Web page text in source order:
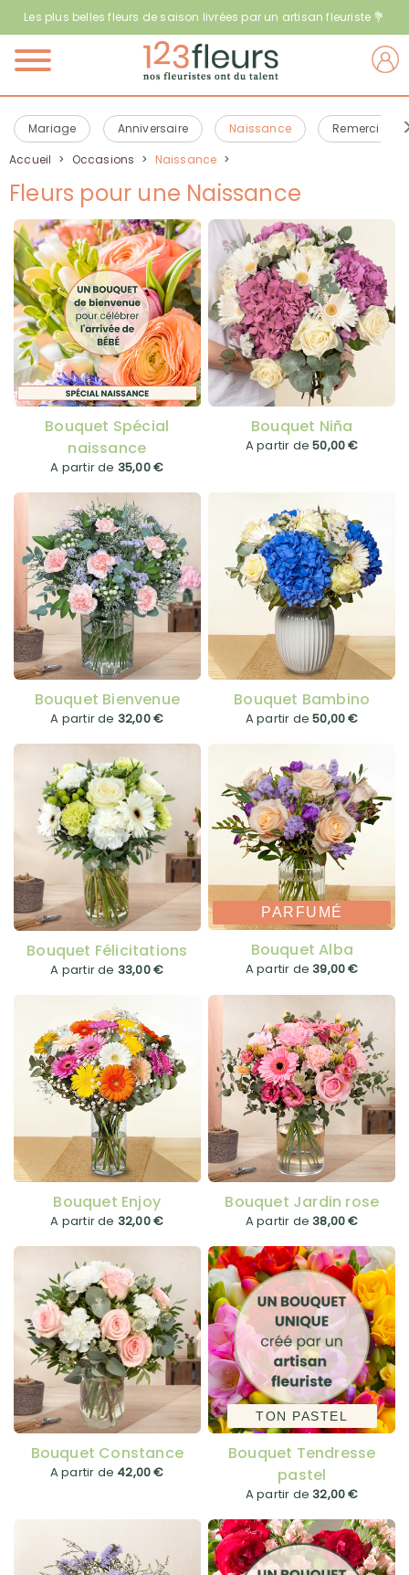
Les plus belles fleurs de saison livrées par un artisan fleuriste 💐
Menu
Mariage Anniversaire Naissance
Accueil > Occasions > Naissance >
Fleurs pour une Naissance
Bouquet Spécial
naissance
A partir de 35,00 €
Bouquet Niña
A partir de50,00 €
Bouquet Bienvenue
A partir de 32,00 €
Bouquet Bambino
A partir de50,00 €
Bouquet Félicitations
A partir de 33,00 €
PARFUMÉ
Bouquet Alba
A partir de39,00 €
Bouquet Enjoy
A partir de 32,00 €
Bouquet Jardin rose
A partir de38,00 €
Bouquet Constance
A partir de 42,00 €
TON PASTEL
Bouquet Tendresse
pastel
A partir de32,00 €